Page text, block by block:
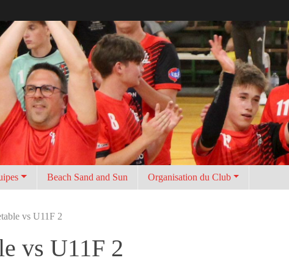
Beach Sand and Sun Organisation du Club
vs U11F 2
vs U11F 2